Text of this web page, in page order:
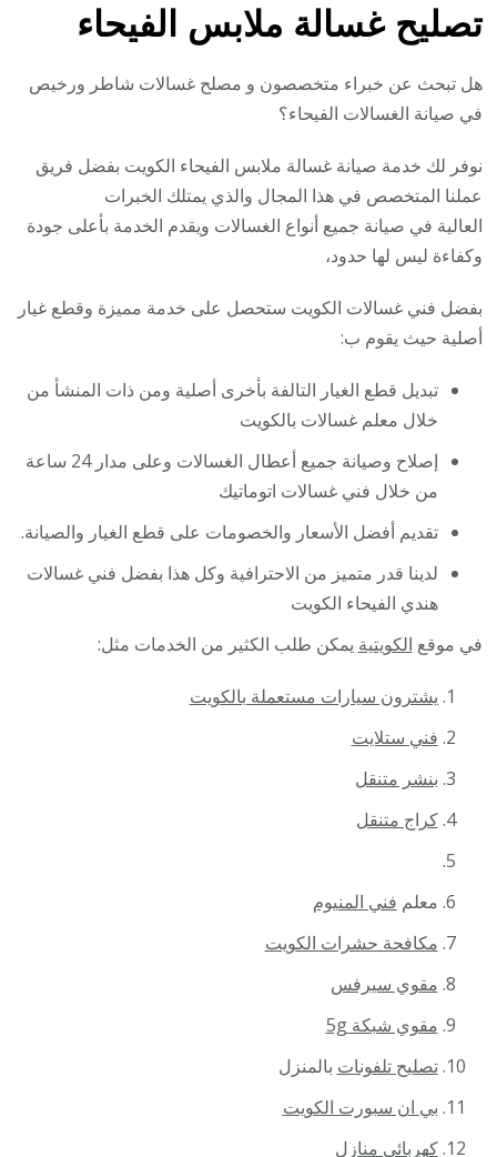
تصليح غسالة ملابس الفيحاء
هل تبحث عن خبراء متخصصون و مصلح غسالات شاطر ورخيص
في صيانة الغسالات الفيحاء؟
نوفر لك خدمة صيانة غسالة ملابس الفيحاء الكويت بفضل فريق
عملنا المتخصص في هذا المجال والذي يمتلك الخبرات
العالية في صيانة جميع أنواع الغسالات ويقدم الخدمة بأعلى جودة
وكفاءة ليس لها حدود،
بفضل فني غسالات الكويت ستحصل على خدمة مميزة وقطع غيار
أصلية حيث يقوم ب:
تبديل قطع الغيار التالفة بأخرى أصلية ومن ذات المنشأ من
خلال معلم غسالات بالكويت
إصلاح وصيانة جميع أعطال الغسالات وعلى مدار 24 ساعة
من خلال فني غسالات اتوماتيك
تقديم أفضل الأسعار والخصومات على قطع الغيار والصيانة.
لدينا قدر متميز من الاحترافية وكل هذا بفضل فني غسالات
هندي الفيحاء الكويت
في موقع الكويتية يمكن طلب الكثير من الخدمات مثل:
يشترون سيارات مستعملة بالكويت
فني ستلايت
بنشر متنقل
كراج متنقل
معلم فني المنيوم
مكافحة حشرات الكويت
مقوي سيرفس
مقوي شبكة 5g
تصليح تلفونات بالمنزل
بي ان سبورت الكويت
كهربائي منازل